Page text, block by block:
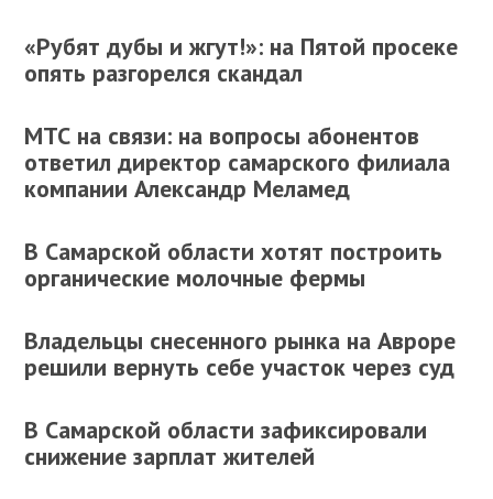
«Рубят дубы и жгут!»: на Пятой просеке
опять разгорелся скандал
МТС на связи: на вопросы абонентов
ответил директор самарского филиала
компании Александр Меламед
В Самарской области хотят построить
органические молочные фермы
Владельцы снесенного рынка на Авроре
решили вернуть себе участок через суд
В Самарской области зафиксировали
снижение зарплат жителей